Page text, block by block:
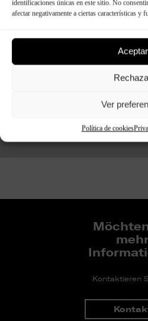
identificaciones únicas en este sitio. No
afectar negativamente a ciertas características y
Aceptar
Ver
Política de cookies
Leistungsmerkmale:
Verfügbar für alle
Modelle der Panespol-
Kontaktieren